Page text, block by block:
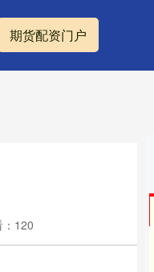
期货配资门户
：120